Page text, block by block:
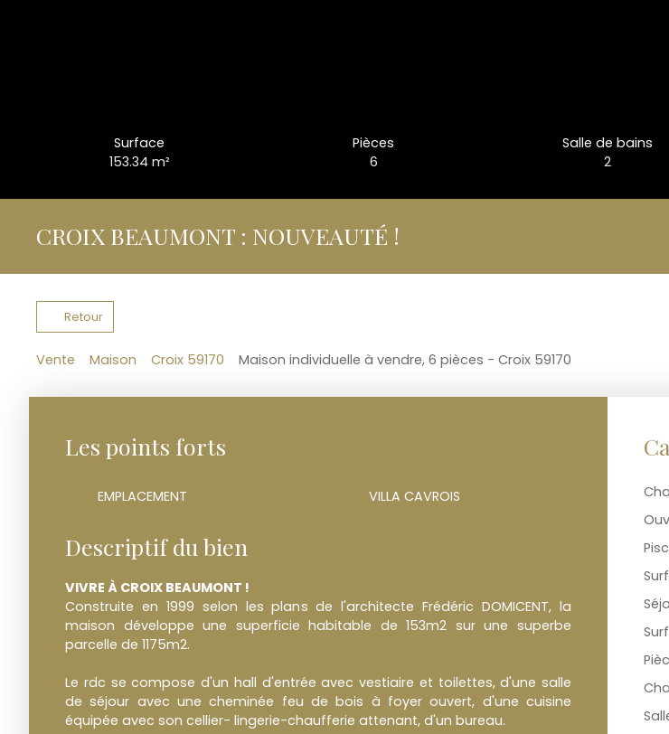
Surface
153.34 m²
Pièces
6
Salle de bains
2
CROIX BEAUMONT : NOUVEAUTÉ !
Retour
Vente Maison Croix 59170 Maison individuelle à vendre, 6 pièces - Croix 59170
Les points forts
EMPLACEMENT VILLA CAVROIS
Descriptif du bien
VIVRE À CROIX BEAUMONT !
Construite en 1999 selon les plans de l'architecte Frédéric DOMICENT, la
maison développe une superficie habitable de 153m2 sur une superbe
parcelle de 1175m2.
Le rdc se compose d'un hall d'entrée avec vestiaire et toilettes, d'une salle
de séjour avec une cheminée feu de bois à foyer ouvert, d'une cuisine
équipée avec son cellier- lingerie-chaufferie attenant, d'un bureau.